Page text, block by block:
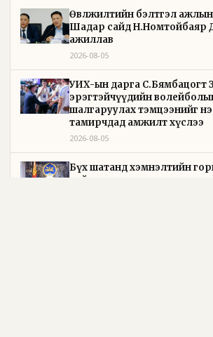
Өвөлжилтийн бэлтгэл
Шадар сайд Н.Номтойбаяр
ажиллав
2026-08-05
УИХ-ын дарга С.Бямбацогт
эрэгтэйчүүдийн
шалгаруулах тэмцээнийг
тамирчдад амжилт хүслээ
2026-08-05
Бүх шатанд хэмнэлтийн
найр наадам, зөвлөгөөн,